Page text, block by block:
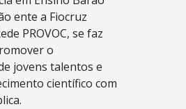
ente a Fiocruz
PROVOC, se faz
o
jovens talentos e
científico com